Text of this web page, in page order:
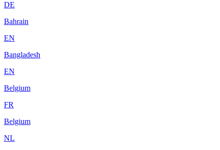
DE
Bahrain
EN
Bangladesh
EN
Belgium
FR
Belgium
NL